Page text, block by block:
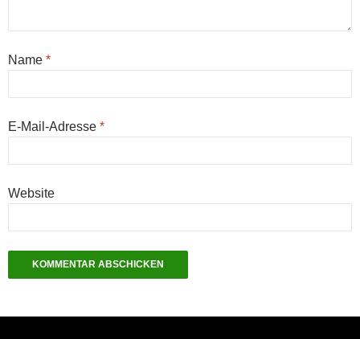
Name *
E-Mail-Adresse *
Website